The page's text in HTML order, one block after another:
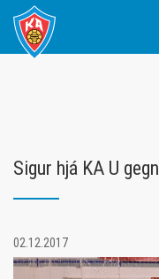
Fara
Sigur hjá KA U
02.12.2017